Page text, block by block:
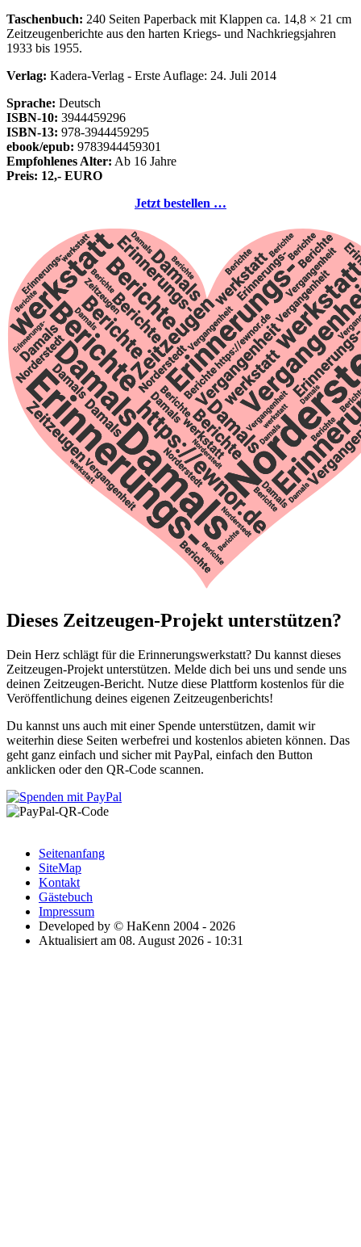
Taschenbuch: 240 Seiten Paperback mit Klappen ca. 14,8 × 21 cm
Zeitzeugenberichte aus den harten Kriegs- und Nachkriegsjahren
1933 bis 1955.
Verlag: Kadera-Verlag - Erste Auflage: 24. Juli 2014
Sprache: Deutsch
ISBN-10: 3944459296
ISBN-13: 978-3944459295
ebook/epub: 9783944459301
Empfohlenes Alter: Ab 16 Jahre
Preis: 12,- EURO
Jetzt bestellen …
Dieses Zeitzeugen-Projekt unterstützen?
Dein Herz schlägt für die Erinnerungswerkstatt? Du kannst dieses
Zeitzeugen-Projekt unterstützen. Melde dich bei uns und sende uns
deinen Zeitzeugen-Bericht. Nutze diese Plattform kostenlos für die
Veröffentlichung deines eigenen Zeitzeugenberichts!
Du kannst uns auch mit einer Spende unterstützen, damit wir
weiterhin diese Seiten werbefrei und kostenlos abieten können. Das
geht ganz einfach und sicher mit PayPal, einfach den Button
anklicken oder den QR-Code scannen.
Seitenanfang
SiteMap
Kontakt
Gästebuch
Impressum
Developed by © HaKenn 2004 - 2026
Aktualisiert am 08. August 2026 - 10:31